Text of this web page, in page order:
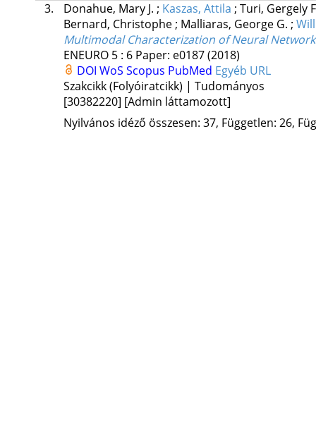
3.
Donahue, Mary J. ; Kaszas, Attila ; Turi, Gergely
Bernard, Christophe; Malliaras, George G. ;
Multimodal Characterization of Neural
ENEURO 5: 6 Paper: e0187(2018)
DOI WoS Scopus PubMed Egyéb URL
Szakcikk (Folyóiratcikk) | Tudományos
[30382220] [Admin láttamozott]
Nyilvános idéző összesen: 37, Független: 26,